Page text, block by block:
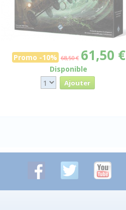
Promo -10% 68,50 € 61,50 €
Disponible